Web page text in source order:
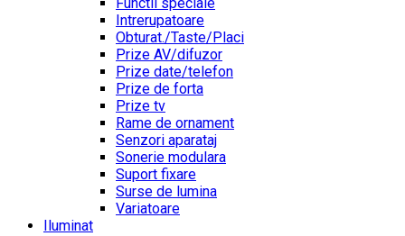
Intrerupatoare
Obturat./Taste/Placi
Prize AV/difuzor
Prize date/telefon
Prize de forta
Prize tv
Rame de ornament
Senzori aparataj
Sonerie modulara
Suport fixare
Surse de lumina
Variatoare
Iluminat